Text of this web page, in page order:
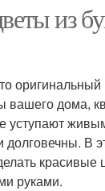
из
оригинальный
вашего дома,
уступают
долговечны. В
красивые
руками.